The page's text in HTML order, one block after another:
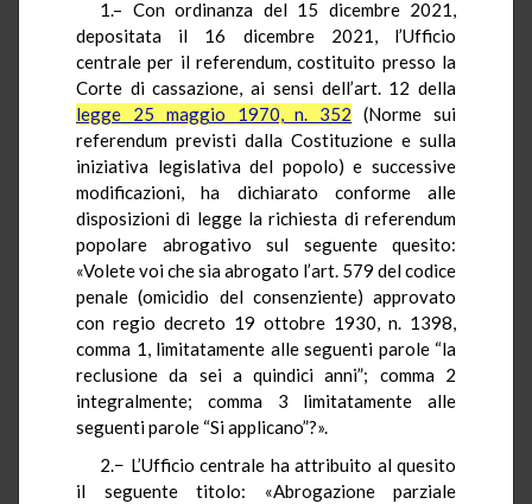
1.– Con ordinanza del 15 dicembre 2021,
depositata il 16 dicembre 2021, l’Ufficio
centrale per il referendum, costituito presso la
Corte di cassazione, ai sensi dell’art. 12 della
legge 25 maggio 1970, n. 352 (Norme sui
referendum previsti dalla Costituzione e sulla
iniziativa legislativa del popolo) e successive
modificazioni, ha dichiarato conforme alle
disposizioni di legge la richiesta di referendum
popolare abrogativo sul seguente quesito:
«Volete voi che sia abrogato l’art. 579 del codice
penale (omicidio del consenziente) approvato
con regio decreto 19 ottobre 1930, n. 1398,
comma 1, limitatamente alle seguenti parole “la
reclusione da sei a quindici anni”; comma 2
integralmente; comma 3 limitatamente alle
seguenti parole “Si applicano”?».
2.− L’Ufficio centrale ha attribuito al quesito
il seguente titolo: «Abrogazione parziale